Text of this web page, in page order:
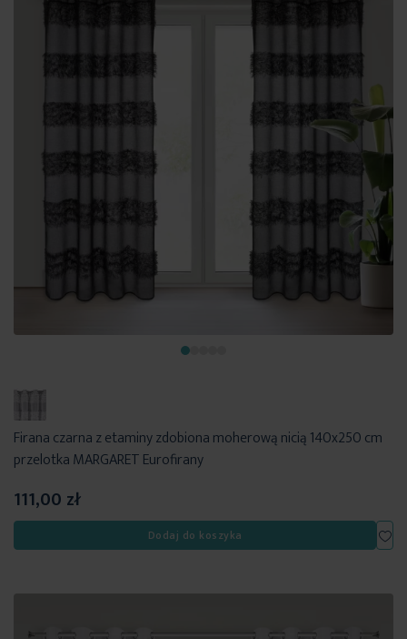
Firana czarna z etaminy zdobiona moherową nicią 140x250 cm
przelotka MARGARET Eurofirany
111,00 zł
Dodaj do koszyka